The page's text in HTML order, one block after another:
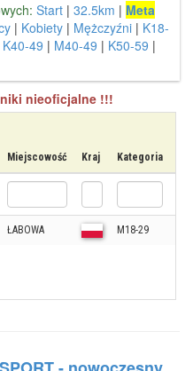
Start | 32.5km | Meta
| Kobiety | Mężczyźni | K18-
K40-49 | M40-49 | K50-59 |
nieoficjalne !!!
Miejscowość Kraj Kategoria
ŁABOWA M18-29